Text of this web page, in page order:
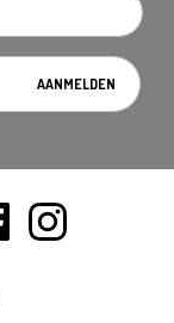
AANMELDEN